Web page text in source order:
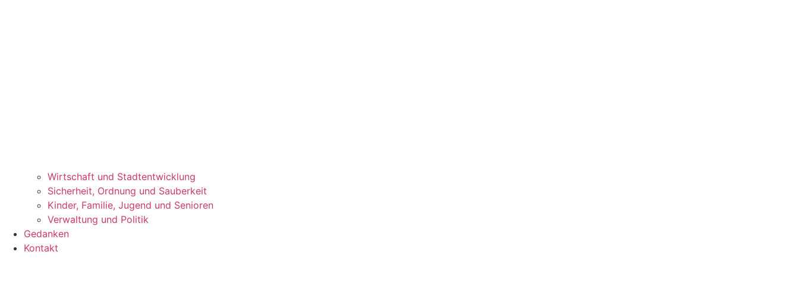
Wirtschaft und Stadtentwicklung
Sicherheit, Ordnung und Sauberkeit
Kinder, Familie, Jugend und Senioren
Verwaltung und Politik
Gedanken
Kontakt